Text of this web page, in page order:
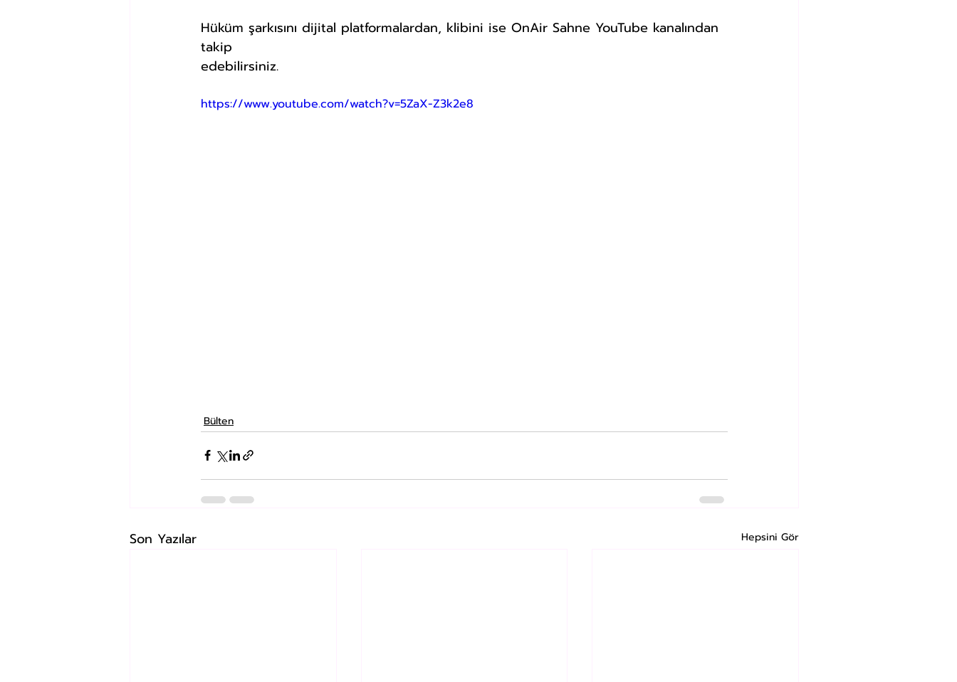
Hüküm şarkısını dijital platformalardan, klibini ise OnAir Sahne YouTube kanalından
takip
edebilirsiniz.
https://www.youtube.com/watch?v=5ZaX-Z3k2e8
Bülten
Son Yazılar Hepsini Gör